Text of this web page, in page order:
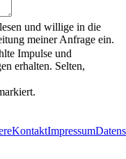
und willige in die
meiner Anfrage ein.
Impulse und
erhalten. Selten,
KontaktImpressum